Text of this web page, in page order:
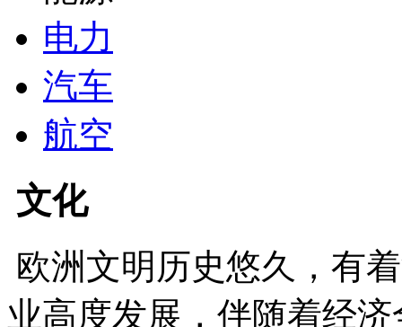
电力
汽车
航空
文化
欧洲文明历史悠久，有
业高度发展，伴随着经